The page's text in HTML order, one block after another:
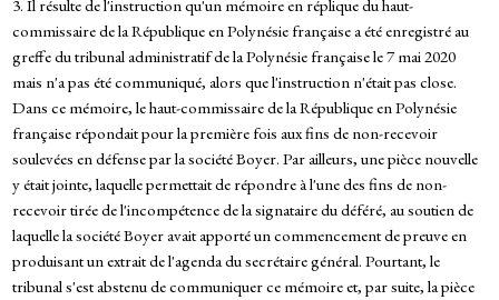
3. Il résulte de l'instruction qu'un mémoire en réplique du haut-
commissaire de la République en Polynésie française a été enregistré au
greffe du tribunal administratif de la Polynésie française le 7 mai 2020
mais n'a pas été communiqué, alors que l'instruction n'était pas close.
Dans ce mémoire, le haut-commissaire de la République en Polynésie
française répondait pour la première fois aux fins de non-recevoir
soulevées en défense par la société Boyer. Par ailleurs, une pièce nouvelle
y était jointe, laquelle permettait de répondre à l'une des fins de non-
recevoir tirée de l'incompétence de la signataire du déféré, au soutien de
laquelle la société Boyer avait apporté un commencement de preuve en
produisant un extrait de l'agenda du secrétaire général. Pourtant, le
tribunal s'est abstenu de communiquer ce mémoire et, par suite, la pièce